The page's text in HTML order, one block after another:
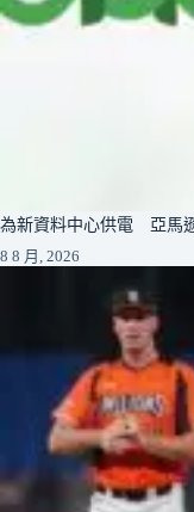
為新資料中心供電 亞馬
8 8 月, 2026